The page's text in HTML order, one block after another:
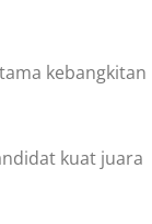
kebangkitan
kuat juara